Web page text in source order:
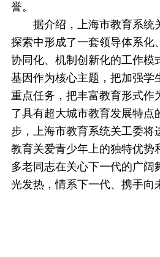
誉。
据介绍，上海市教育系统
探索中形成了一套领导体系化
协同化、机制创新化的工作模
基因作为核心主题，把加强学
重点任务，把丰富教育形式作
了具有超大城市教育发展特点
步，上海市教育系统关工委将
教育关爱青少年上的独特优势
多老同志在关心下一代的广阔
光发热，情系下一代、携手向